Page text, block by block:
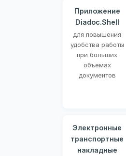
Приложение
Diadoc.Shell
для повышения
удобства работы
при больших
объемах
документов
Электронные
транспортные
накладные